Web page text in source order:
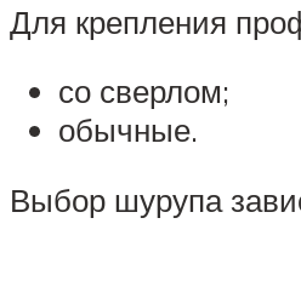
Для крепления
со сверлом;
обычные.
Выбор шурупа